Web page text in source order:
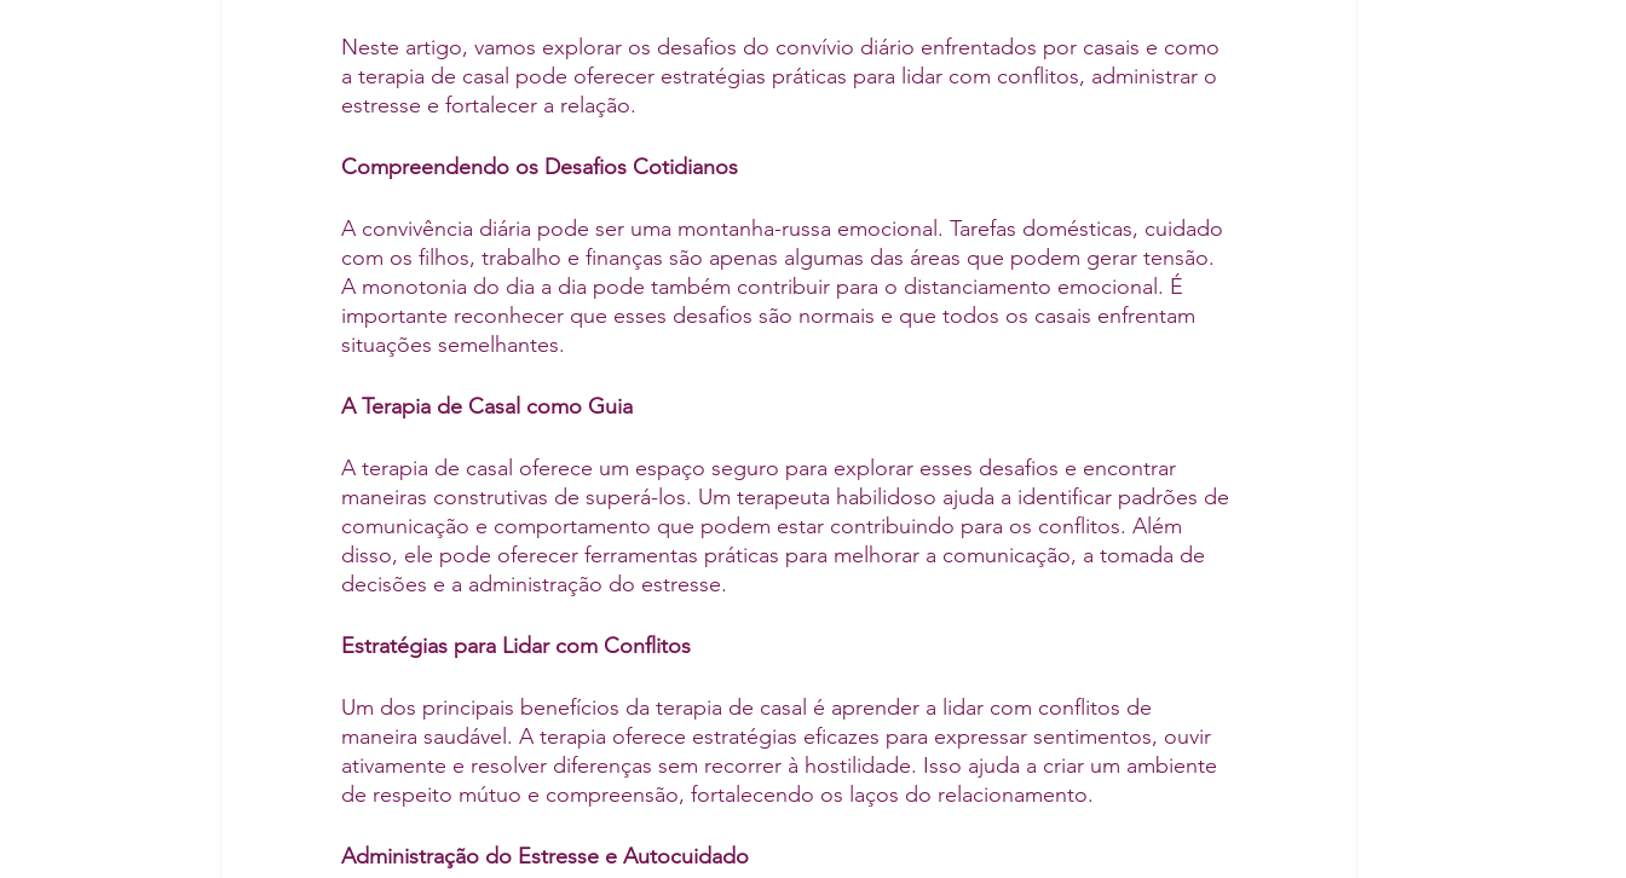
Neste artigo, vamos explorar os desafios do convívio diário enfrentados por casais e como
a terapia de casal pode oferecer estratégias práticas para lidar com conflitos, administrar o
estresse e fortalecer a relação.
Compreendendo os Desafios Cotidianos
A convivência diária pode ser uma montanha-russa emocional. Tarefas domésticas, cuidado
com os filhos, trabalho e finanças são apenas algumas das áreas que podem gerar tensão.
A monotonia do dia a dia pode também contribuir para o distanciamento emocional. É
importante reconhecer que esses desafios são normais e que todos os casais enfrentam
situações semelhantes.
A Terapia de Casal como Guia
A terapia de casal oferece um espaço seguro para explorar esses desafios e encontrar
maneiras construtivas de superá-los. Um terapeuta habilidoso ajuda a identificar padrões de
comunicação e comportamento que podem estar contribuindo para os conflitos. Além
disso, ele pode oferecer ferramentas práticas para melhorar a comunicação, a tomada de
decisões e a administração do estresse.
Estratégias para Lidar com Conflitos
Um dos principais benefícios da terapia de casal é aprender a lidar com conflitos de
maneira saudável. A terapia oferece estratégias eficazes para expressar sentimentos, ouvir
ativamente e resolver diferenças sem recorrer à hostilidade. Isso ajuda a criar um ambiente
de respeito mútuo e compreensão, fortalecendo os laços do relacionamento.
Administração do Estresse e Autocuidado